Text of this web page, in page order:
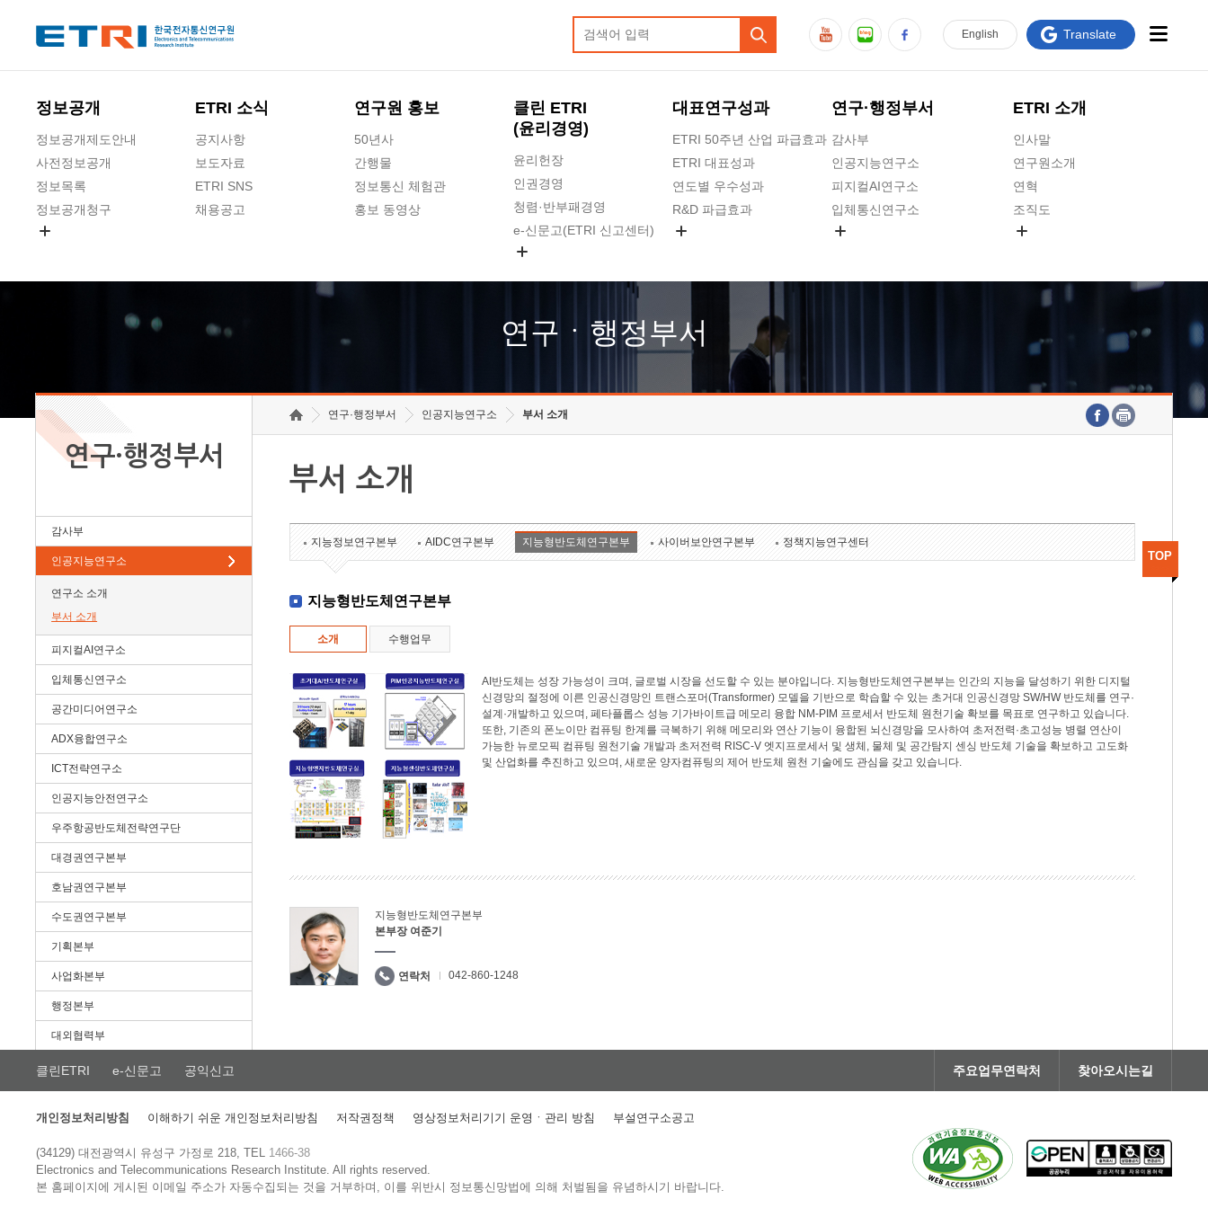
정보공개
정보공개제도안내
사전정보공개
정보목록
정보공개청구
ETRI 소식
공지사항
보도자료
ETRI SNS
채용공고
연구원 홍보
50년사
간행물
정보통신 체험관
홍보 동영상
클린 ETRI
(윤리경영)
윤리헌장
인권경영
청렴·반부패경영
e-신문고(ETRI 신고센터)
고객의소리
수의계약 현황
대표연구성과
ETRI 50주년 산업 파급효과
ETRI 대표성과
연도별 우수성과
R&D 파급효과
연구·행정부서
감사부
인공지능연구소
피지컬AI연구소
입체통신연구소
호남권연구본부
기획본부
ETRI 소개
인사말
연구원소개
연혁
조직도
연구원 고객헌장
주요업무연락처
English Translate
연구ㆍ행정부서
연구·행정부서
감사부
인공지능연구소
연구소 소개
부서 소개
피지컬AI연구소
입체통신연구소
공간미디어연구소
ADX융합연구소
ICT전략연구소
인공지능안전연구소
우주항공반도체전략연구단
대경권연구본부
호남권연구본부
수도권연구본부
기획본부
사업화본부
행정본부
대외협력부
연구·행정부서 인공지능연구소 부서 소개
부서 소개
지능정보연구본부 AIDC연구본부 지능형반도체연구본부 사이버보안연구본부 정책지능연구센터
지능형반도체연구본부
소개 수행업무
AI반도체는 성장 가능성이 크며, 글로벌 시장을 선도할 수 있는 분야입니다. 지능형반도체연구본부는 인간의 지능을 달성하기 위한 디지털
신경망의 절정에 이른 인공신경망인 트랜스포머(Transformer) 모델을 기반으로 학습할 수 있는 초거대 인공신경망 SW/HW 반도체를 연구·
설계·개발하고 있으며, 페타플롭스 성능 기가바이트급 메모리 융합 NM-PIM 프로세서 반도체 원천기술 확보를 목표로 연구하고 있습니다.
또한, 기존의 폰노이만 컴퓨팅 한계를 극복하기 위해 메모리와 연산 기능이 융합된 뇌신경망을 모사하여 초저전력·초고성능 병렬 연산이
가능한 뉴로모픽 컴퓨팅 원천기술 개발과 초저전력 RISC-V 엣지프로세서 및 생체, 물체 및 공간탐지 센싱 반도체 기술을 확보하고 고도화
및 산업화를 추진하고 있으며, 새로운 양자컴퓨팅의 제어 반도체 원천 기술에도 관심을 갖고 있습니다.
지능형반도체연구본부
본부장 여준기
연락처 042-860-1248
TOP
클린ETRI e-신문고 공익신고 주요업무연락처 찾아오시는길
개인정보처리방침 이해하기 쉬운 개인정보처리방침 저작권정책 영상정보처리기기 운영ㆍ관리 방침 부설연구소공고
(34129) 대전광역시 유성구 가정로 218, TEL 1466-38
Electronics and Telecommunications Research Institute.All rights reserved.
본 홈페이지에 게시된 이메일 주소가 자동수집되는 것을 거부하며, 이를 위반시 정보통신망법에 의해 처벌됨을 유념하시기 바랍니다.